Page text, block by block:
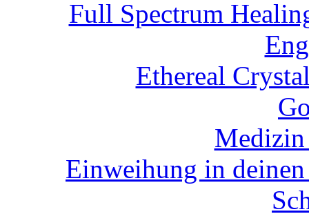
Full Spectrum
Ethereal
Einweihung in